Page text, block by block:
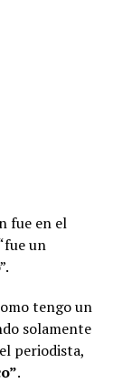
fue en el
un
tengo un
solamente
periodista,
.